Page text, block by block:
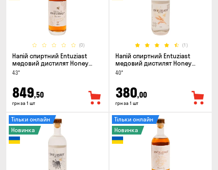
(0)
Напій спиртний Entuziast
медовий дистилят Honey
Spirit Aged 0.5л
43°
849,50
грн за 1 шт
(1)
Напій спиртний Entuziast
медовий дистилят Honey
Spirit Pure 0.5л
40°
380,00
грн за 1 шт
Тільки онлайн
Новинка
Тільки онлайн
Новинка